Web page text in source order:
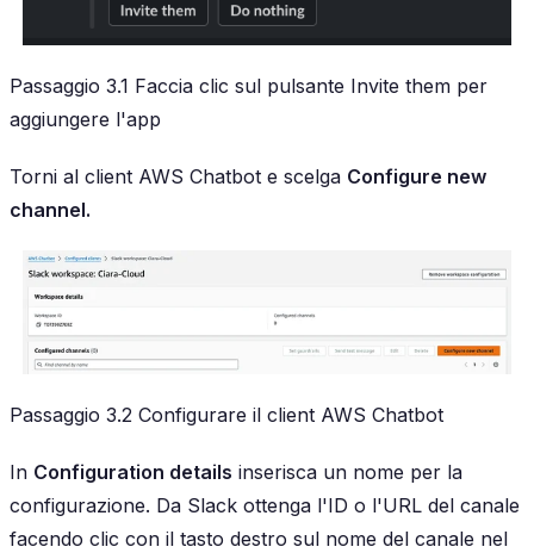
Passaggio 3.1 Faccia clic sul pulsante Invite them per
aggiungere l'app
Torni al client AWS Chatbot e scelga Configure new
channel.
Passaggio 3.2 Configurare il client AWS Chatbot
In Configuration details inserisca un nome per la
configurazione. Da Slack ottenga l'ID o l'URL del canale
facendo clic con il tasto destro sul nome del canale nel